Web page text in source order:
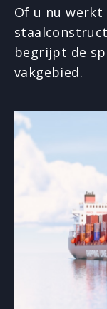
Of u nu werkt
begrijpt de
vakgebied.